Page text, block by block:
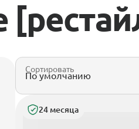
Сортировать
24 месяца